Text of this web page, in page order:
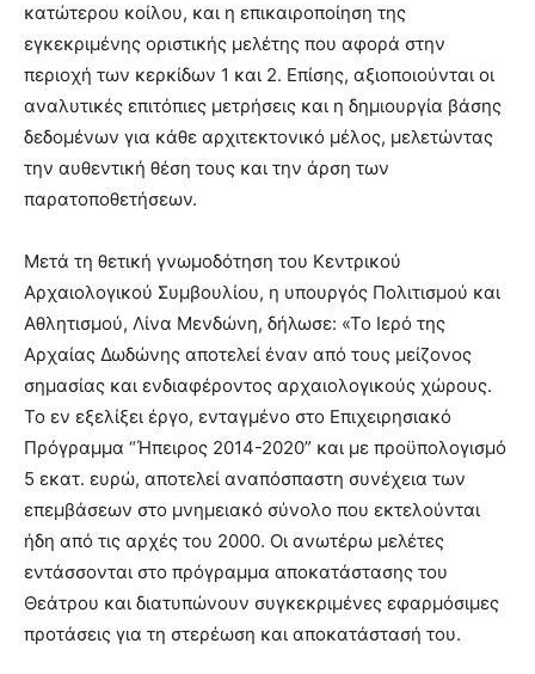
κατώτερου κοίλου, και η επικαιροποίηση της
εγκεκριμένης οριστικής μελέτης που αφορά στην
περιοχή των κερκίδων 1 και 2. Επίσης, αξιοποιούνται οι
αναλυτικές επιτόπιες μετρήσεις και η δημιουργία βάσης
δεδομένων για κάθε αρχιτεκτονικό μέλος, μελετώντας
την αυθεντική θέση τους και την άρση των
παρατοποθετήσεων.
Μετά τη θετική γνωμοδότηση του Κεντρικού
Αρχαιολογικού Συμβουλίου, η υπουργός Πολιτισμού και
Αθλητισμού, Λίνα Μενδώνη, δήλωσε: «Το Ιερό της
Αρχαίας Δωδώνης αποτελεί έναν από τους μείζονος
σημασίας και ενδιαφέροντος αρχαιολογικούς χώρους.
Το εν εξελίξει έργο, ενταγμένο στο Επιχειρησιακό
Πρόγραμμα “Ήπειρος 2014-2020” και με προϋπολογισμό
5 εκατ. ευρώ, αποτελεί αναπόσπαστη συνέχεια των
επεμβάσεων στο μνημειακό σύνολο που εκτελούνται
ήδη από τις αρχές του 2000. Οι ανωτέρω μελέτες
εντάσσονται στο πρόγραμμα αποκατάστασης του
Θεάτρου και διατυπώνουν συγκεκριμένες εφαρμόσιμες
προτάσεις για τη στερέωση και αποκατάστασή του.